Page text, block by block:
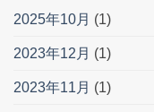
2025年10月 (1)
2023年12月 (1)
2023年11月 (1)